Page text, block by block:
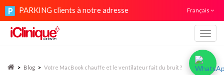
PARKING clients à notre adresse Français
> Blog > Votre MacBook chauffe et le ventilateur fait du bruit ?